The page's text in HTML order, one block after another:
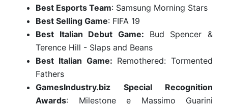
Best Esports Team: Samsung Morning Stars
Best Selling Game: FIFA 19
Best Italian Debut Game: Bud Spencer &
Terence Hill - Slaps and Beans
Best Italian Game: Remothered: Tormented
Fathers
GamesIndustry.biz Special Recognition
Awards: Milestone e Massimo Guarini